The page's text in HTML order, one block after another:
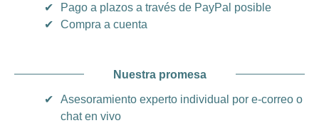
✔
Pago a plazos a través de PayPal posible
✔
Compra a cuenta
Nuestra promesa
✔
Asesoramiento experto individual por e-correo o
chat en vivo